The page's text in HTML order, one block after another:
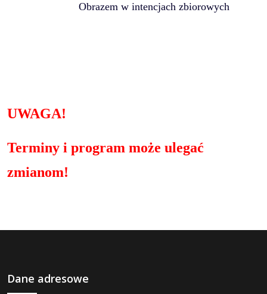
Obrazem w intencjach zbiorowych
UWAGA!
Terminy i program może ulegać
zmianom!
Dane adresowe